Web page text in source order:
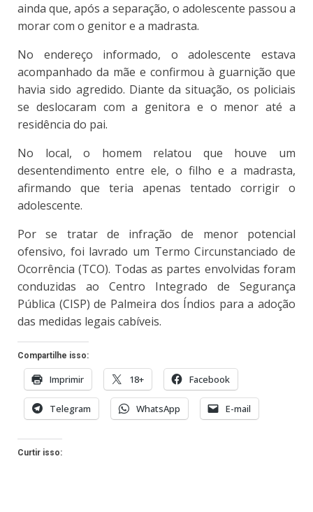
ainda que, após a separação, o adolescente passou a
morar com o genitor e a madrasta.
No endereço informado, o adolescente estava
acompanhado da mãe e confirmou à guarnição que
havia sido agredido. Diante da situação, os policiais
se deslocaram com a genitora e o menor até a
residência do pai.
No local, o homem relatou que houve um
desentendimento entre ele, o filho e a madrasta,
afirmando que teria apenas tentado corrigir o
adolescente.
Por se tratar de infração de menor potencial
ofensivo, foi lavrado um Termo Circunstanciado de
Ocorrência (TCO). Todas as partes envolvidas foram
conduzidas ao Centro Integrado de Segurança
Pública (CISP) de Palmeira dos Índios para a adoção
das medidas legais cabíveis.
Compartilhe isso:
Imprimir 18+ Facebook
Telegram WhatsApp E-mail
Curtir isso: